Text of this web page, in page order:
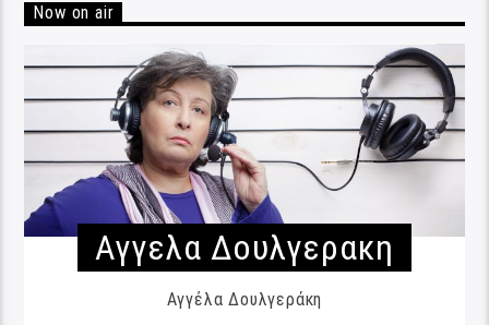
Now on air
Αγγελα Δουλγερακη
Αγγέλα Δουλγεράκη